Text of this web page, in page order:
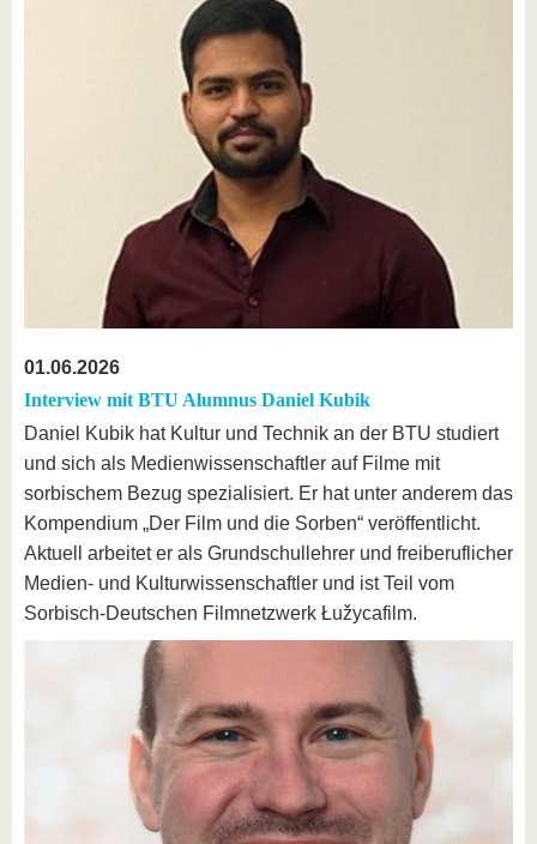
01.06.2026
Interview mit BTU Alumnus Daniel Kubik
Daniel Kubik hat Kultur und Technik an der BTU studiert
und sich als Medienwissenschaftler auf Filme mit
sorbischem Bezug spezialisiert. Er hat unter anderem das
Kompendium „Der Film und die Sorben“ veröffentlicht.
Aktuell arbeitet er als Grundschullehrer und freiberuflicher
Medien- und Kulturwissenschaftler und ist Teil vom
Sorbisch-Deutschen Filmnetzwerk Łužycafilm.